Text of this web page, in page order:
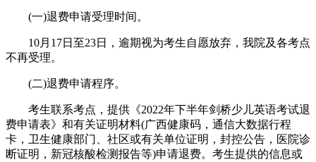
(一)退费申请受理时间。
10月17日至23日，逾期视为考生自愿放弃，我院及各考点
不再受理。
(二)退费申请程序。
考生联系考点，提供《2022年下半年剑桥少儿英语考试退
费申请表》和有关证明材料(广西健康码，通信大数据行程
卡，卫生健康部门、社区或有关单位证明，封控公告，医院诊
断证明，新冠核酸检测报告等)申请退费。考生提供的信息或